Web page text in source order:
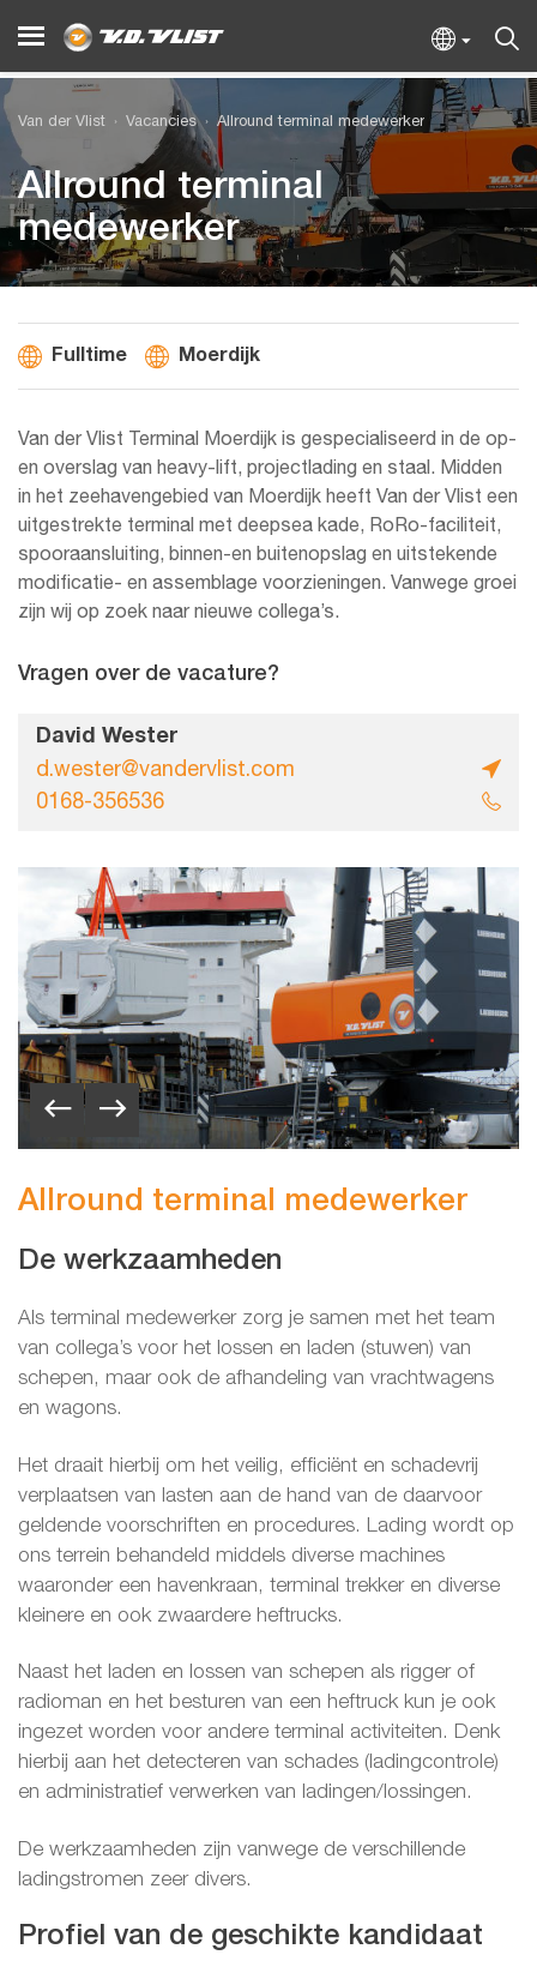
Van der Vlist Vacancies Allround terminal medewerker
Allround terminal
medewerker
Fulltime Moerdijk
Van der Vlist Terminal Moerdijk is gespecialiseerd in de op-
en overslag van heavy-lift, projectlading en staal. Midden
in het zeehavengebied van Moerdijk heeft Van der Vlist een
uitgestrekte terminal met deepsea kade, RoRo-faciliteit,
spooraansluiting, binnen-en buitenopslag en uitstekende
modificatie- en assemblage voorzieningen. Vanwege groei
zijn wij op zoek naar nieuwe collega’s.
Vragen over de vacature?
David Wester
d.wester@vandervlist.com
0168-356536
Allround terminal medewerker
De werkzaamheden
Als terminal medewerker zorg je samen met het team
van collega’s voor het lossen en laden (stuwen) van
schepen, maar ook de afhandeling van vrachtwagens
en wagons.
Het draait hierbij om het veilig, efficiënt en schadevrij
verplaatsen van lasten aan de hand van de daarvoor
geldende voorschriften en procedures. Lading wordt op
ons terrein behandeld middels diverse machines
waaronder een havenkraan, terminal trekker en diverse
kleinere en ook zwaardere heftrucks.
Naast het laden en lossen van schepen als rigger of
radioman en het besturen van een heftruck kun je ook
ingezet worden voor andere terminal activiteiten. Denk
hierbij aan het detecteren van schades (ladingcontrole)
en administratief verwerken van ladingen/lossingen.
De werkzaamheden zijn vanwege de verschillende
ladingstromen zeer divers.
Profiel van de geschikte kandidaat